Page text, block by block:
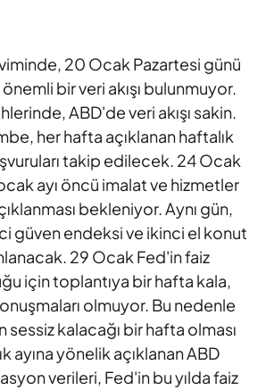
20 Ocak Pazartesi günü
önemli bir veri akışı bulunmuyor.
ABD'deveri akışı sakin.
her hafta açıklanan haftalık
takip edilecek. 24 Ocak
ayı öncü imalat ve hizmetler
bekleniyor. Aynı gün,
güven endeksi ve ikinci el konut
29 Ocak Fed'in faiz
için toplantıya bir hafta kala,
olmuyor. Bu nedenle
sessiz kalacağı bir hafta olması
ayına yönelik açıklanan ABD
verileri, Fed'in bu yılda faiz